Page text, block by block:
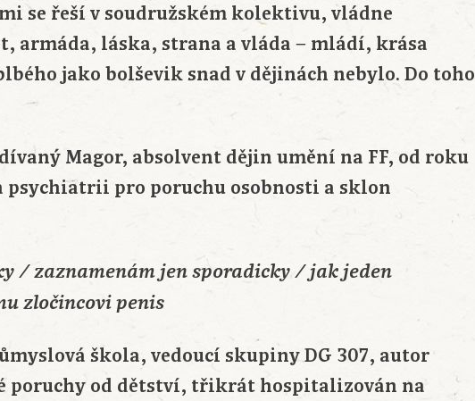
se řeší v soudružském kolektivu, vládne
armáda, láska, strana a vláda − mládí, krása
jako bolševik snad v dějinách nebylo. Do toho
Magor, absolvent dějin umění na FF, od roku
psychiatrii pro poruchu osobnosti a sklon
/ zaznamenám jen sporadicky / jak jeden
zločincovi penis
škola, vedoucí skupiny DG 307, autor
poruchy od dětství, třikrát hospitalizován na